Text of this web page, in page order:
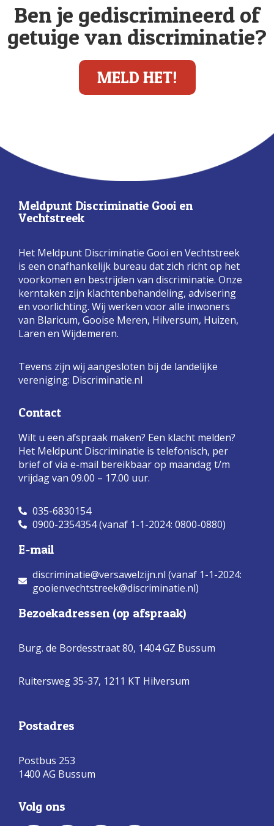
Ben je gediscrimineerd of
getuige van discriminatie?
MELD HET!
Meldpunt Discriminatie Gooi en
Vechtstreek
Het Meldpunt Discriminatie Gooi en Vechtstreek
is een onafhankelijk bureau dat zich richt op het
voorkomen en bestrijden van discriminatie. Onze
kerntaken zijn klachtenbehandeling, advisering
en voorlichting. Wij werken voor alle inwoners
van Blaricum, Gooise Meren, Hilversum, Huizen,
Laren en Wijdemeren.
Tevens zijn wij aangesloten bij de landelijke
vereniging: Discriminatie.nl
Contact
Wilt u een afspraak maken? Een klacht melden?
Het Meldpunt Discriminatie is telefonisch, per
brief of via e-mail bereikbaar op maandag t/m
vrijdag van 09.00 – 17.00 uur.
035-6830154
0900-2354354 (vanaf 1-1-2024: 0800-0880)
E-mail
discriminatie@versawelzijn.nl (vanaf 1-1-2024:
gooienvechtstreek@discriminatie.nl)
Bezoekadressen (op afspraak)
Burg. de Bordesstraat 80, 1404 GZ Bussum
Ruitersweg 35-37, 1211 KT Hilversum
Postadres
Postbus 253
1400 AG Bussum
Volg ons